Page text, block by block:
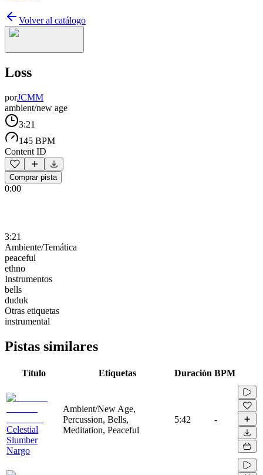
Volver al catálogo
Loss
porJCMM
ambient/new age
3:21
145 BPM
Content ID
Comprar pista
0:00
3:21
Ambiente/Temática
peaceful
ethno
Instrumentos
bells
duduk
Otras etiquetas
instrumental
Pistas similares
Título Etiquetas Duración BPM
Celestial
Slumber
Nargo
Ambient/New Age,
Percussion, Bells,
Meditation, Peaceful
5:42 -